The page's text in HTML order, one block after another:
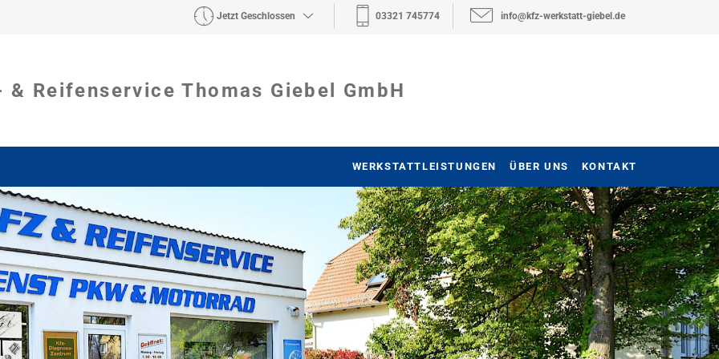
Jetzt Geschlossen 03321 745774 info@kfz-werkstatt-giebel.de
& Reifenservice Thomas Giebel GmbH
WERKSTATTLEISTUNGEN ÜBER UNS KONTAKT